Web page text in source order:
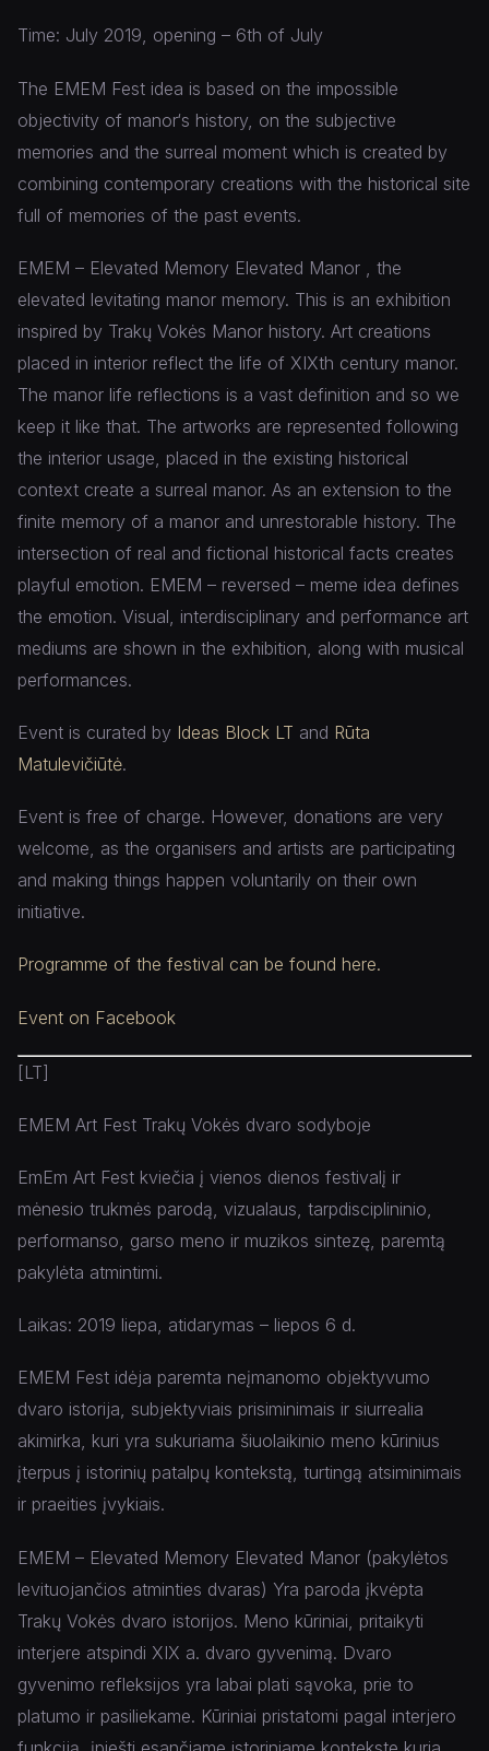
Time: July 2019, opening – 6th of July
The EMEM Fest idea is based on the impossible
objectivity of manor‘s history, on the subjective
memories and the surreal moment which is created by
combining contemporary creations with the historical site
full of memories of the past events.
EMEM – Elevated Memory Elevated Manor , the
elevated levitating manor memory. This is an exhibition
inspired by Trakų Vokės Manor history. Art creations
placed in interior reflect the life of XIXth century manor.
The manor life reflections is a vast definition and so we
keep it like that. The artworks are represented following
the interior usage, placed in the existing historical
context create a surreal manor. As an extension to the
finite memory of a manor and unrestorable history. The
intersection of real and fictional historical facts creates
playful emotion. EMEM – reversed – meme idea defines
the emotion. Visual, interdisciplinary and performance art
mediums are shown in the exhibition, along with musical
performances.
Event is curated by Ideas Block LT and Rūta
Matulevičiūtė.
Event is free of charge. However, donations are very
welcome, as the organisers and artists are participating
and making things happen voluntarily on their own
initiative.
Programme of the festival can be found here.
Event on Facebook
[LT]
EMEM Art Fest Trakų Vokės dvaro sodyboje
EmEm Art Fest kviečia į vienos dienos festivalį ir
mėnesio trukmės parodą, vizualaus, tarpdisciplininio,
performanso, garso meno ir muzikos sintezę, paremtą
pakylėta atmintimi.
Laikas: 2019 liepa, atidarymas – liepos 6 d.
EMEM Fest idėja paremta neįmanomo objektyvumo
dvaro istorija, subjektyviais prisiminimais ir siurrealia
akimirka, kuri yra sukuriama šiuolaikinio meno kūrinius
įterpus į istorinių patalpų kontekstą, turtingą atsiminimais
ir praeities įvykiais.
EMEM – Elevated Memory Elevated Manor (pakylėtos
levituojančios atminties dvaras) Yra paroda įkvėpta
Trakų Vokės dvaro istorijos. Meno kūriniai, pritaikyti
interjere atspindi XIX a. dvaro gyvenimą. Dvaro
gyvenimo refleksijos yra labai plati sąvoka, prie to
platumo ir pasiliekame. Kūriniai pristatomi pagal interjero